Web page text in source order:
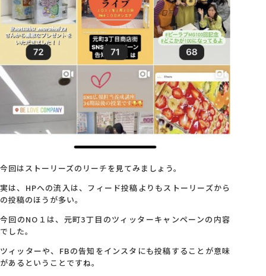
今回はストーリーズのリーチを見てみましょう。
実は、HPへの流入は、フィード投稿よりもストーリーズから
の投稿のほうが多い。
今回のNO１は、元町3丁目のツィッターキャンペーンの内容
でした。
ツィッターや、FBの告知をインスタにも投稿することが意味
があるということですね。